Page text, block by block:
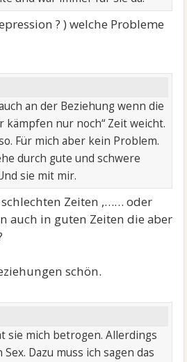
? ) welche Probleme
an der Beziehung wenn die
kämpfen nur noch“ Zeit weicht.
Für mich aber kein Problem.
durch gute und schwere
sie mit mir.
Zeiten ,…… oder
auch in guten Zeiten die aber
schön.
sie mich betrogen. Allerdings
Dazu muss ich sagen das